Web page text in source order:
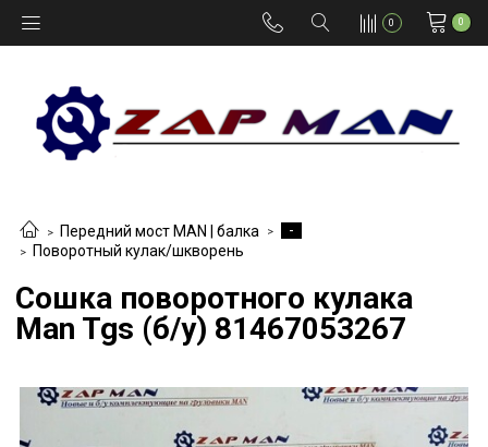
0 0
Передний мост MAN | балка
-
Поворотный кулак/шкворень
Сошка поворотного кулака
Man Tgs (б/у) 81467053267